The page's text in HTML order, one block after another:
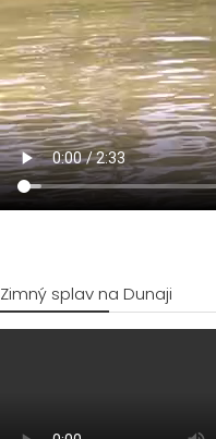
Zimný splav na Dunaji